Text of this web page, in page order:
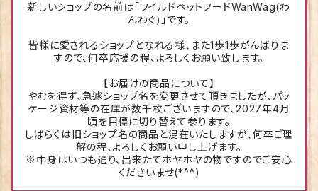
新しいショップの名前は「ワイルドペットフードWanWag(わ
んわぐ)」です。
皆様に愛されるショップとなれる様、また1歩1歩がんばりま
すので、何卒応援の程、よろしくお願い致します。
【お届けの商品について】
やむを得ず、急遽ショップ名を変更させて頂きましたが、パッ
ケージ資材等の在庫が数千枚ございますので、2027年4月
頃を目標に切り替えて参ります。
しばらくは旧ショップ名の商品と混在いたしますが、何卒ご理
解の程、よろしくお願い申し上げます。
※中身はいつも通り、出来たてホヤホヤの物ですのでご安心
くださいませ(*^^)